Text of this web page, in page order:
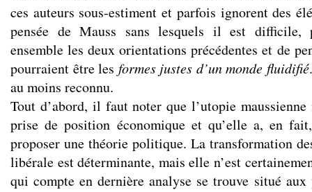
ces auteurs sous-estiment et parfois ignorent des
pensée de Mauss sans lesquels il est difficile,
ensemble les deux orientations précédentes et de
pourraient être les formes justes d’un monde fluidifié
au moins reconnu.
Tout d’abord, il faut noter que l’utopie
prise de position économique et qu’elle a, en
proposer une théorie politique. La transformation
libérale est déterminante, mais elle n’est
qui compte en dernière analyse se trouve situé